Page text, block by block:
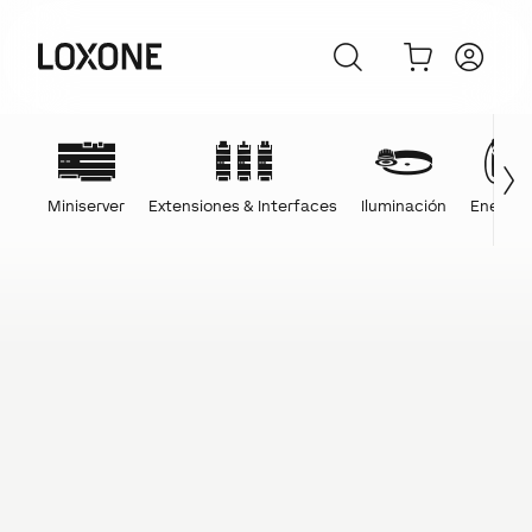
Miniserver Extensiones & Interfaces Iluminación Energía